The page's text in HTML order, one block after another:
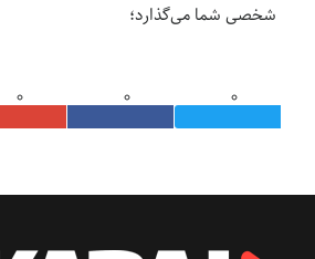
شخصی شما می‌گذارد؛